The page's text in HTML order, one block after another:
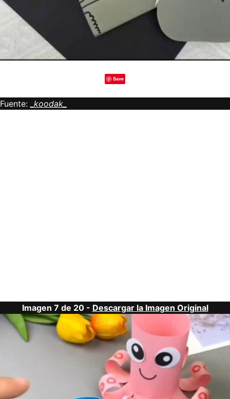
Save
Fuente: _koodak_
Imagen 7 de 20 - Descargar la Imagen Original